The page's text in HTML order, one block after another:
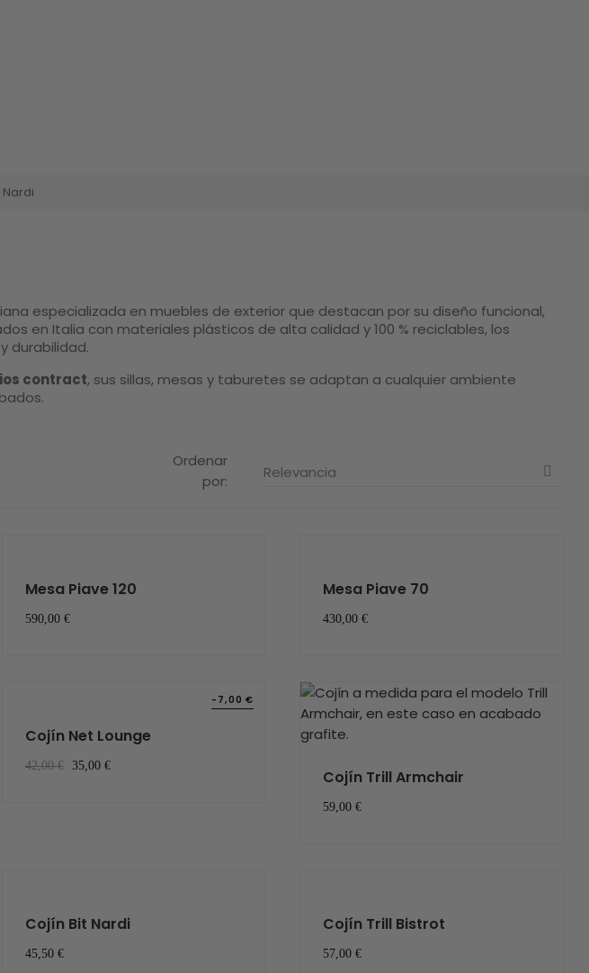
Nardi
especializada en muebles de exterior que destacan por su diseño funcional,
en Italia con materiales plásticos de alta calidad y 100 % reciclables, los
durabilidad.
contract, sus sillas, mesas y taburetes se adaptan a cualquier ambiente
Ordenar
por:
Relevancia 
Mesa Piave 120
590,00 €
Mesa Piave 70
430,00 €
Cojín Net Lounge
42,00 €
-7,00 €
35,00 €
Cojín Trill Armchair
59,00 €
Cojín Bit Nardi
45,50 €
Cojín Trill Bistrot
57,00 €